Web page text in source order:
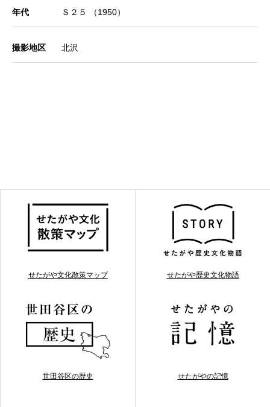
年代 Ｓ２５ （1950）
撮影地区 北沢
せたがや文化散策マップ せたがや歴史文化物語
世田谷区の歴史 せたがやの記憶